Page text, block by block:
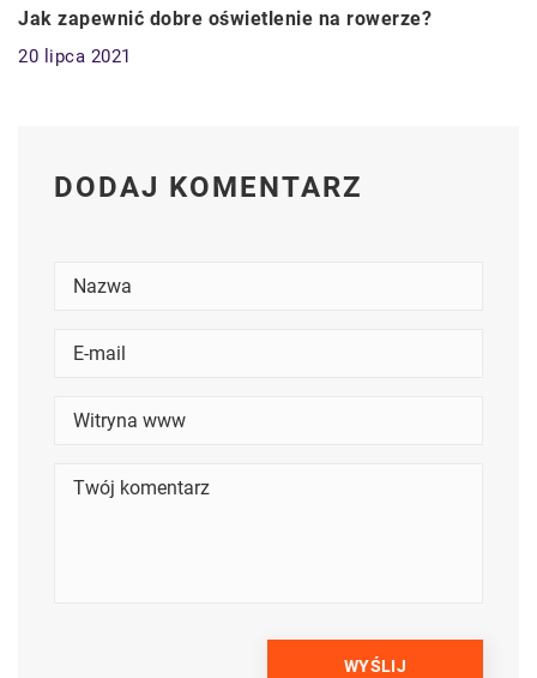
Jak zapewnić dobre oświetlenie na rowerze?
20 lipca 2021
DODAJ KOMENTARZ